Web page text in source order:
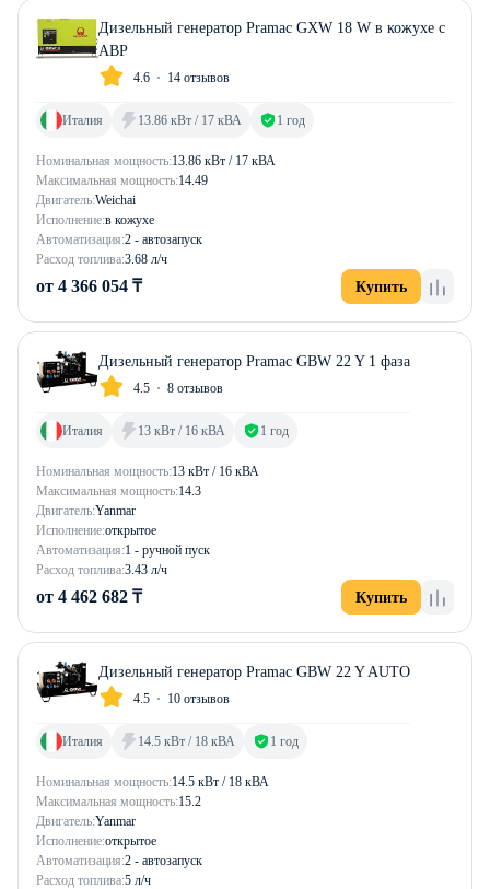
Дизельный генератор Pramac GXW 18 W в кожухе с
АВР
4.6 14 отзывов
Номинальная мощность:13.86 кВт / 17 кВА
Максимальная мощность:14.49
Двигатель:Weichai
Исполнение:в кожухе
Автоматизация:2 - автозапуск
Расход топлива:3.68 л/ч
Италия 13.86 кВт / 17 кВА 1 год
от 4 366 054 ₸ Купить
Дизельный генератор Pramac GBW 22 Y 1 фаза
4.5 8 отзывов
Номинальная мощность:13 кВт / 16 кВА
Максимальная мощность:14.3
Двигатель:Yanmar
Исполнение:открытое
Автоматизация:1 - ручной пуск
Расход топлива:3.43 л/ч
Италия 13 кВт / 16 кВА 1 год
от 4 462 682 ₸ Купить
Дизельный генератор Pramac GBW 22 Y AUTO
4.5 10 отзывов
Номинальная мощность:14.5 кВт / 18 кВА
Максимальная мощность:15.2
Двигатель:Yanmar
Исполнение:открытое
Автоматизация:2 - автозапуск
Расход топлива:5 л/ч
Италия 14.5 кВт / 18 кВА 1 год